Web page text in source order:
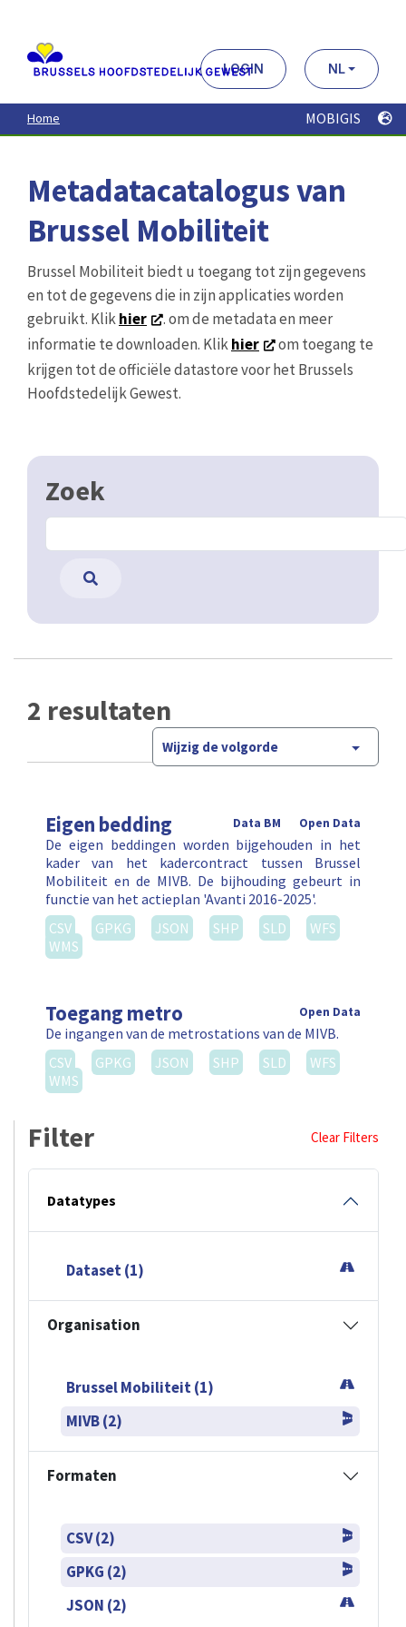
contenu
principal
LOGIN NL
Home MOBIGIS
Metadatacatalogus van
Brussel Mobiliteit
Brussel Mobiliteit biedt u toegang tot zijn gegevens
en tot de gegevens die in zijn applicaties worden
gebruikt. Klikhier
. om de metadata en meer
informatie te downloaden. Klikhier
om toegang te
krijgen tot de officiële datastore voor het Brussels
Hoofdstedelijk Gewest.
Zoek
2 resultaten
Wijzig de volgorde
Eigen bedding Open Data
Data BM
De eigen beddingen worden bijgehouden in het
kader van het kadercontract tussen Brussel
Mobiliteit en de MIVB. De bijhouding gebeurt in
functie van het actieplan 'Avanti 2016-2025'.
CSV
GPKG JSON SHP SLD
WFS
WMS
Toegang metro Open Data
De ingangen van de metrostations van de MIVB.
CSV
GPKG JSON SHP SLD
WFS
WMS
Filter Clear Filters
Datatypes
Dataset (1)
Organisation
Brussel Mobiliteit (1)
MIVB (2)
Formaten
CSV (2)
GPKG (2)
JSON (2)